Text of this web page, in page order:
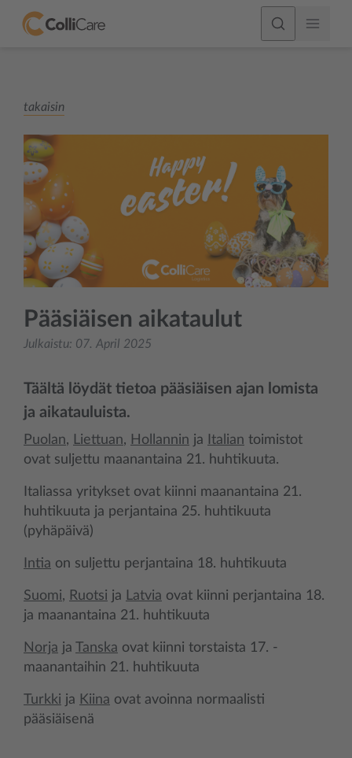
takaisin
Pääsiäisen aikataulut
Julkaistu: 07. April 2025
Täältä löydät tietoa pääsiäisen ajan lomista
ja aikatauluista.
Puolan, Liettuan, Hollannin ja Italian toimistot
ovat suljettu maanantaina 21. huhtikuuta.
Italiassa yritykset ovat kiinni maanantaina 21.
huhtikuuta ja perjantaina 25. huhtikuuta
(pyhäpäivä)
Intia on suljettu perjantaina 18. huhtikuuta
Suomi, Ruotsi ja Latvia ovat kiinni perjantaina 18.
ja maanantaina 21. huhtikuuta
Norja ja Tanska ovat kiinni torstaista 17. -
maanantaihin 21. huhtikuuta
Turkki ja Kiina ovat avoinna normaalisti
pääsiäisenä